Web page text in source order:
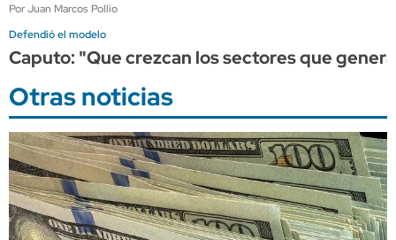
Por Juan Marcos Pollio
Defendió el modelo
Caputo: "Que crezcan los sectores que
Otras noticias